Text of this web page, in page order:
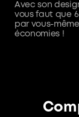
Avec son
vous faut que
par vous-
économies !